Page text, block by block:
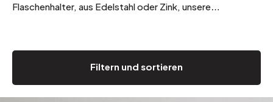
Flaschenhalter, aus Edelstahl oder Zink, unsere
Filtern und sortieren